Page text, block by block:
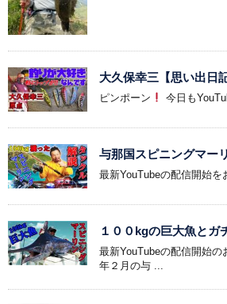
大久保幸三【思い出日
ピンポーン 今日も
与那国スピニングマー
最新YouTubeの配信開始を
１００kgの巨大魚とガ
最新YouTubeの配信開始の
年２月の与 ...